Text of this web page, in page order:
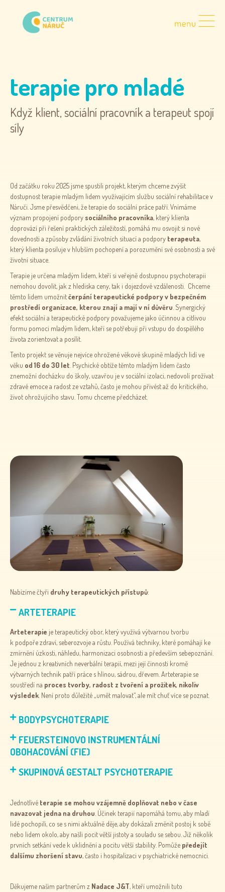
terapie pro mladé
Když klient, sociální pracovník a terapeut spojí
síly
Od začátku roku 2025 jsme spustili projekt, kterým chceme zvýšit
dostupnost terapie mladým lidem využívajícím službu sociální rehabilitace v
Náruči. Jsme přesvědčeni, že terapie do sociální práce patří. Vnímáme
význam propojení podpory sociálního pracovníka, který klienta
doprovází při řešení praktických záležitostí, pomáhá mu osvojit si nové
dovednosti a způsoby zvládání životních situací a podpory terapeuta,
který klienta posiluje v hlubším pochopení a porozumění své osobnosti a své
životní situace.
Terapie je určena mladým lidem, kteří si veřejně dostupnou psychoterapii
nemohou dovolit, jak z hlediska ceny, tak i dojezdové vzdálenosti. Chceme
těmto lidem umožnitčerpání terapeutické podpory v bezpečném
prostředí organizace, kterou znají a mají v ní důvěru . Synergický
efekt sociální a terapeutické podpory považujeme jako účinnou a citlivou
formu pomoci mladým lidem, kteří se potřebují při vstupu do dospělého
života zorientovat a posílit.
Tento projekt se věnuje nejvíce ohrožené věkové skupině mladých lidí ve
věku od 16 do 30 let . Psychické obtíže těmto mladým lidem často
znemožní docházku do školy, uzavřou je v sociální izolaci, nedovolí prožívat
zdravé emoce a radost ze vztahů, často je mohou přivést až do kritického,
život ohrožujícího stavu. Tomu chceme předcházet.
Nabízíme čtyři druhy terapeutických přístupů:
ARTETERAPIE
Arteterapie je terapeutický obor, který využívá výtvarnou tvorbu
k podpoře zdraví, seberozvoje a růstu. Používá techniky, které pomáhají ke
zmírnění úzkosti, náhledu, harmonizaci osobnosti a především sebepoznání.
Je jednou z kreativních neverbální terapií, mezi její činnosti kromě
výtvarných technik patří práce s hlínou, sádrou, dřevem. Arteterapie se
soustředí na proces tvorby, radost z tvoření a prožitek, nikoliv
výsledek . Není proto důležité „umět malovat“, ale mít chuť více se poznat.
BODYPSYCHOTERAPIE
FEUERSTEINOVO INSTRUMENTÁLNÍ
OBOHACOVÁNÍ (FIE)
SKUPINOVÁ GESTALT PSYCHOTERAPIE
Jednotlivé terapie se mohou vzájemně doplňovat nebo v čase
navazovat jedna na druhou . Účinek terapií napomáhá tomu, aby mladí
lidé pochopili, co se s nimi aktuálně děje, aby dokázali změnit postoj k sobě
nebo lidem okolo, aby našli pocit větší jistoty a souladu se sebou. Již několik
prvních setkání vede k uklidnění a pocitu větší stability. Pomůže předejít
dalšímu zhoršení stavu, často i hospitalizaci v psychiatrické nemocnici.
Děkujeme našim partnerům z Nadace J&T, kteří umožnili tuto